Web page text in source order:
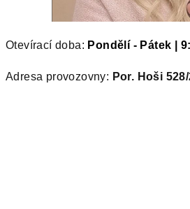
Otevírací doba: Pondělí - Pátek |
Adresa provozovny: Por. Hoši